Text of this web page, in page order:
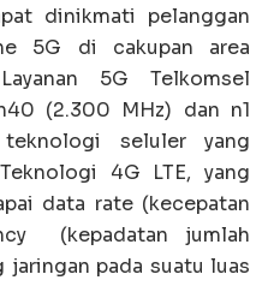
dinikmati pelanggan
5G di cakupan area
5G Telkomsel
(2.300 MHz) dan n1
seluler yang
4G LTE, yang
data rate (kecepatan
(kepadatan jumlah
jaringan pada suatu luas